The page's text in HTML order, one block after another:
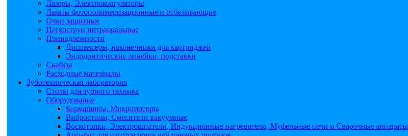
Лазеры, Электрокоагуляторы
Лампы фотополимеризационные и отбеливающие
Очки защитные
Пескоструи интраоральные
Принадлежности
Диспенсеры, наконечники для картриджей
Эндодонтические линейки, подставки
Скайсы
Расходные материалы
Зуботехническая лаборатория
Столы для зубного техника
Оборудование
Бормашины, Микромоторы
Вибростолы, Смесители вакуумные
Воскотопки, Электрошпатели, Индукционные нагреватели, Муфельные печи и Сварочные аппараты